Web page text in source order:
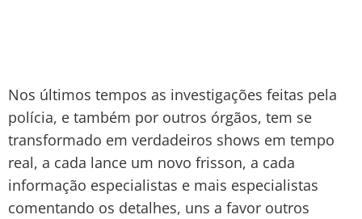
Nos últimos tempos as investigações feitas pela
polícia, e também por outros órgãos, tem se
transformado em verdadeiros shows em tempo
real, a cada lance um novo frisson, a cada
informação especialistas e mais especialistas
comentando os detalhes, uns a favor outros